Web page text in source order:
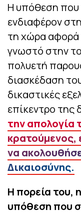
Η υπόθεση που
ενδιαφέρον
τη χώρα αφορά
γνωστό στην
πολυετή
διασκέδαση
δικαστικές
επίκεντρο της
την απολογία
κρατούμενος,
να
Δικαιοσύνης.
Η πορεία του,
υπόθεση που